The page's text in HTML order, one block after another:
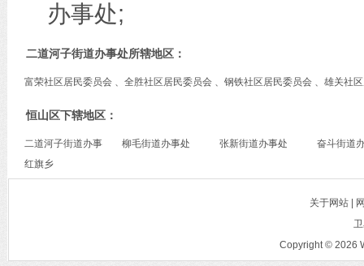
办事处;
二道河子街道办事处所辖地区：
富荣社区居民委员会 、全胜社区居民委员会 、钢铁社区居民委员会 、雄关社
恒山区下辖地区：
二道河子街道办事
处
柳毛街道办事处 张新街道办事处
奋斗街道
红旗乡
关于网站 |
Copyright © 2026